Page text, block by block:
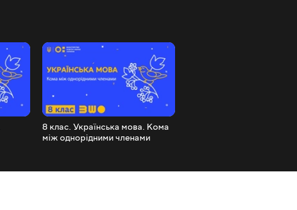
8 клас. Українська мова. Кома
між однорідними членами